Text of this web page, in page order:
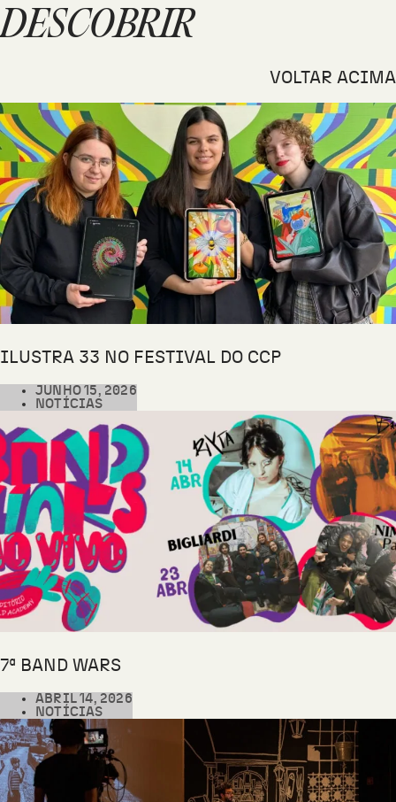
DESCOBRIR
VOLTAR ACIMA
ILUSTRA 33 NO FESTIVAL DO CCP
JUNHO 15, 2026
NOTÍCIAS
7ª BAND WARS
ABRIL 14, 2026
NOTÍCIAS